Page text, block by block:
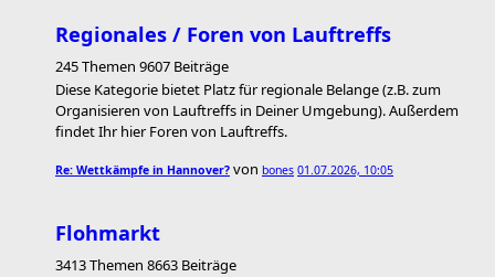
Regionales / Foren von Lauftreffs
245 Themen 9607 Beiträge
Diese Kategorie bietet Platz für regionale Belange (z.B. zum
Organisieren von Lauftreffs in Deiner Umgebung). Außerdem
findet Ihr hier Foren von Lauftreffs.
Re: Wettkämpfe in Hannover? von bones 01.07.2026, 10:05
Flohmarkt
3413 Themen 8663 Beiträge